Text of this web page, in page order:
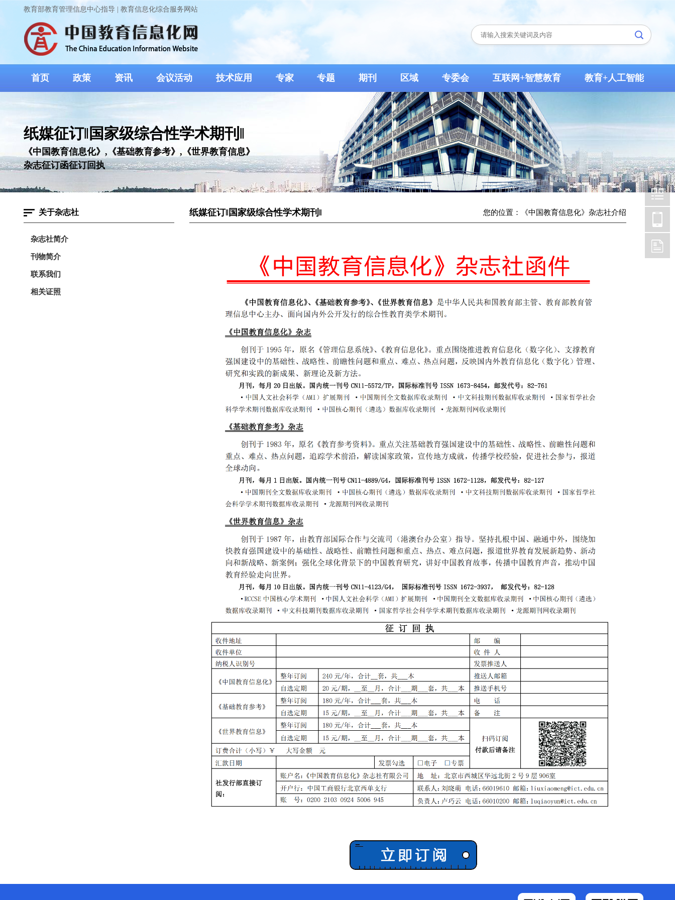
教育部教育管理信息中心指导 | 教育信息化综合服务网站
首页 政策 资讯 会议活动 技术应用 专家 专题 期刊 区域 专委会 互联网+智慧教育 教育+人工智能
纸媒征订‖国家级综合性学术期刊‖
《中国教育信息化》,《基础教育参考》,《世界教育信息》
杂志征订函征订回执
关于杂志社
杂志社简介
刊物简介
联系我们
相关证照
您的位置：《中国教育信息化》杂志社介绍
纸媒征订‖国家级综合性学术期刊‖